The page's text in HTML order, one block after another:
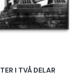
I TVÅ DELAR